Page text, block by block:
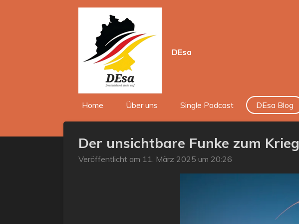
DEsa
Home Über uns Single Podcast DEsa Blog
Der unsichtbare Funke zum Krieg
Veröffentlicht am 11. März 2025 um 20:26